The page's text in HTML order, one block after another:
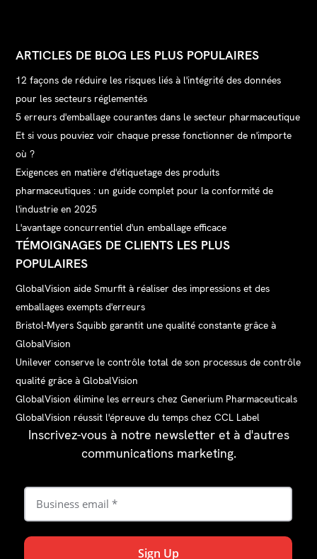
ARTICLES DE BLOG LES PLUS POPULAIRES
12 façons de réduire les risques liés à l'intégrité des données
pour les secteurs réglementés
5 erreurs d'emballage courantes dans le secteur pharmaceutique
Et si vous pouviez voir chaque presse fonctionner de n'importe
où ?
Exigences en matière d'étiquetage des produits
pharmaceutiques : un guide complet pour la conformité de
l'industrie en 2025
L'avantage concurrentiel d'un emballage efficace
TÉMOIGNAGES DE CLIENTS LES PLUS
POPULAIRES
GlobalVision aide Smurfit à réaliser des impressions et des
emballages exempts d'erreurs
Bristol-Myers Squibb garantit une qualité constante grâce à
GlobalVision
Unilever conserve le contrôle total de son processus de contrôle
qualité grâce à GlobalVision
GlobalVision élimine les erreurs chez Generium Pharmaceuticals
GlobalVision réussit l'épreuve du temps chez CCL Label
Inscrivez-vous à notre newsletter et à d'autres
communications marketing.